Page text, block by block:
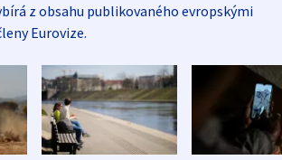
z obsahu publikovaného evropskými
Eurovize.